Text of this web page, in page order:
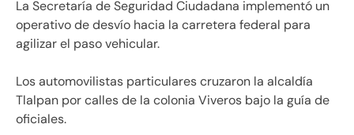
La Secretaría de Seguridad Ciudadana implementó un
operativo de desvío hacia la carretera federal para
agilizar el paso vehicular.
Los automovilistas particulares cruzaron la alcaldía
Tlalpan por calles de la colonia Viveros bajo la guía de
oficiales.